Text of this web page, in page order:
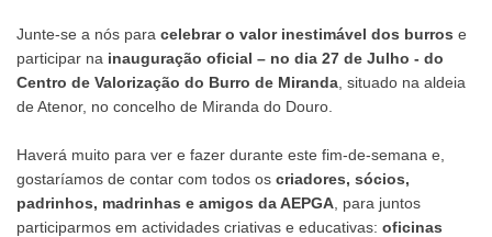
Junte-se a nós para celebrar o valor inestimável dos burros e
participar na inauguração oficial – no dia 27 de Julho - do
Centro de Valorização do Burro de Miranda , situado na aldeia
de Atenor, no concelho de Miranda do Douro.
Haverá muito para ver e fazer durante este fim-de-semana e,
gostaríamos de contar com todos os criadores, sócios,
padrinhos, madrinhas e amigos da AEPGA , para juntos
participarmos em actividades criativas e educativas: oficinas